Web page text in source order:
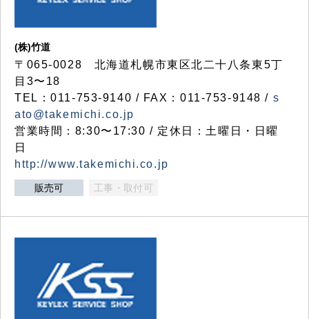
(株)竹道
〒065-0028 北海道札幌市東区北二十八条東5丁
目3〜18
TEL：011-753-9140 / FAX：011-753-9148 / s
ato@takemichi.co.jp
営業時間：8:30〜17:30 / 定休日：土曜日・日曜
日
http://www.takemichi.co.jp
販売可 工事・取付可